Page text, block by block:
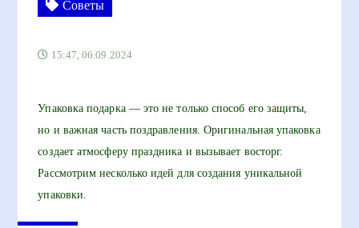
Советы
15:47, 06.09.2024
Упаковка подарка — это не только способ его защиты,
но и важная часть поздравления. Оригинальная упаковка
создает атмосферу праздника и вызывает восторг.
Рассмотрим несколько идей для создания уникальной
упаковки.